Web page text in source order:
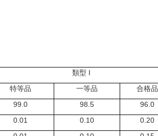
類型 I
特等品
一等品
合格品
99.0 98.5 96.0
0.01 0.10 0.20